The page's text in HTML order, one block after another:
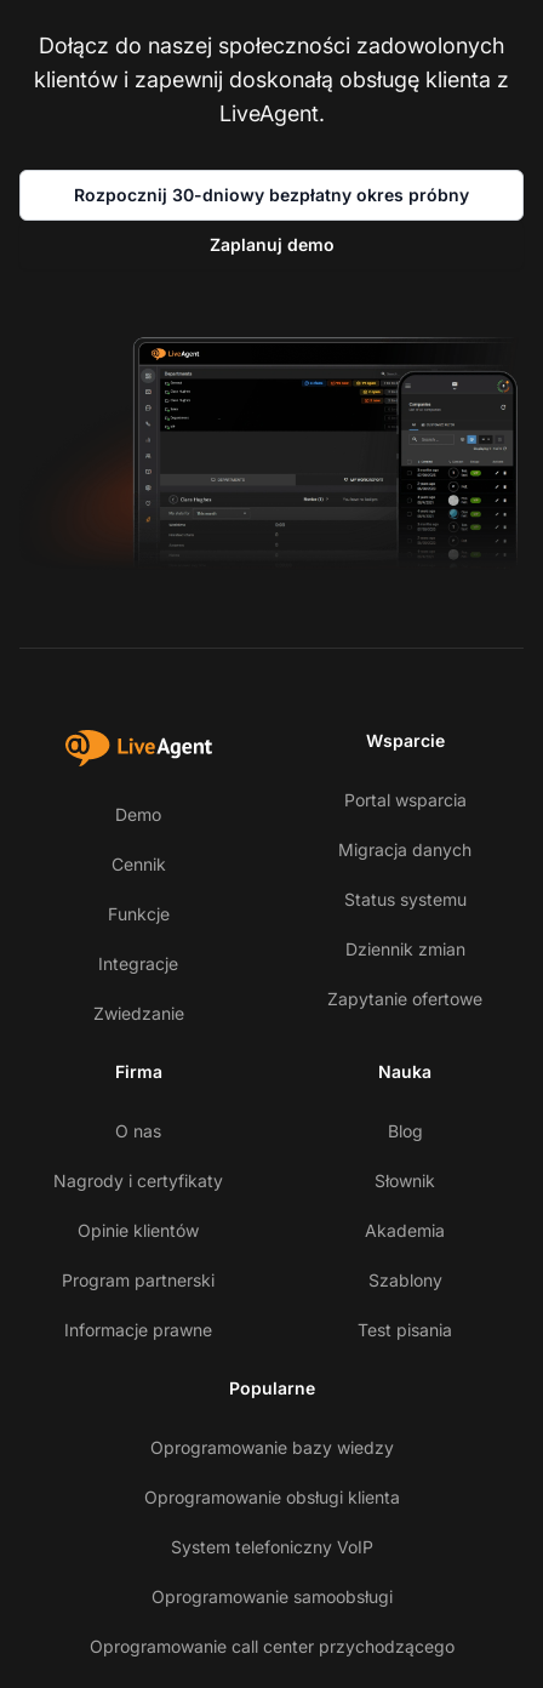
Dołącz do naszej społeczności zadowolonych
klientów i zapewnij doskonałą obsługę klienta z
LiveAgent.
Rozpocznij 30-dniowy bezpłatny okres próbny
Zaplanuj demo
Demo
Cennik
Funkcje
Integracje
Zwiedzanie
Wsparcie
Portal wsparcia
Migracja danych
Status systemu
Dziennik zmian
Zapytanie ofertowe
Firma
O nas
Nagrody i certyfikaty
Opinie klientów
Program partnerski
Informacje prawne
Nauka
Blog
Słownik
Akademia
Szablony
Test pisania
Popularne
Oprogramowanie bazy wiedzy
Oprogramowanie obsługi klienta
System telefoniczny VoIP
Oprogramowanie samoobsługi
Oprogramowanie call center przychodzącego